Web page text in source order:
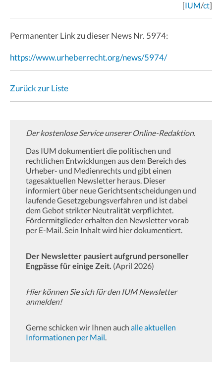
[IUM/ct]
Permanenter Link zu dieser News Nr. 5974:
https://www.urheberrecht.org/news/5974/
Zurück zur Liste
Der kostenlose Service unserer Online-Redaktion.
Das IUM dokumentiert die politischen und
rechtlichen Entwicklungen aus dem Bereich des
Urheber- und Medienrechts und gibt einen
tagesaktuellen Newsletter heraus. Dieser
informiert über neue Gerichtsentscheidungen und
laufende Gesetzgebungsverfahren und ist dabei
dem Gebot strikter Neutralität verpflichtet.
Fördermitglieder erhalten den Newsletter vorab
per E-Mail. Sein Inhalt wird hier dokumentiert.
Der Newsletter pausiert aufgrund personeller
Engpässe für einige Zeit. (April 2026)
Hier können Sie sich für den IUM Newsletter
anmelden!
Gerne schicken wir Ihnen auch alle aktuellen
Informationen per Mail.